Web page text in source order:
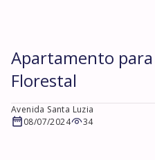
Apartamento
Florestal
Avenida Santa Luzia
08/07/2024
34